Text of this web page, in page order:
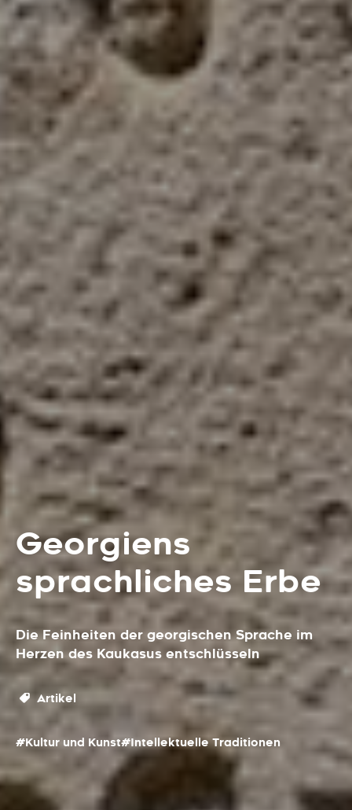
Georgiens
sprachliches Erbe
Die Feinheiten der georgischen Sprache im
Herzen des Kaukasus entschlüsseln
Artikel
#Kultur und Kunst#Intellektuelle Traditionen